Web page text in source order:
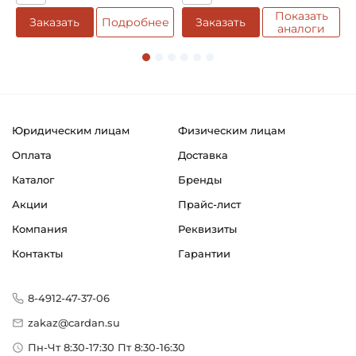
Заказать Подробнее Заказать
Показать
аналоги
Юридическим лицам
Физическим лицам
Оплата
Доставка
Каталог
Бренды
Акции
Прайс-лист
Компания
Реквизиты
Контакты
Гарантии
8-4912-47-37-06
zakaz@cardan.su
Пн-Чт 8:30-17:30 Пт 8:30-16:30